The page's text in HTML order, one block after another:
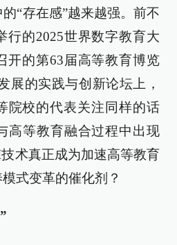
“存在感”越来越强。前不
行的2025世界数字教育大
开的第63届高等教育博览
展的实践与创新论坛上，
院校的代表关注同样的话
高等教育融合过程中出现
术真正成为加速高等教育
式变革的催化剂？